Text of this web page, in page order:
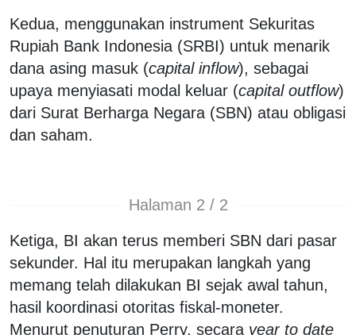
Kedua, menggunakan instrument Sekuritas
Rupiah Bank Indonesia (SRBI) untuk menarik
dana asing masuk (capital inflow), sebagai
upaya menyiasati modal keluar (capital outflow)
dari Surat Berharga Negara (SBN) atau obligasi
dan saham.
Halaman 2 / 2
Ketiga, BI akan terus memberi SBN dari pasar
sekunder. Hal itu merupakan langkah yang
memang telah dilakukan BI sejak awal tahun,
hasil koordinasi otoritas fiskal-moneter.
Menurut penuturan Perry, secara year to date